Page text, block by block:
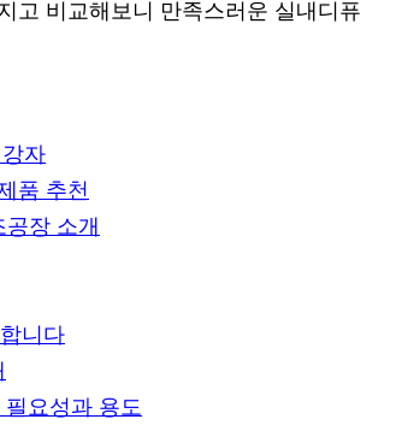
고 비교해보니 만족스러운 실내디퓨
자
품 추천
장 소개
니다
요성과 용도